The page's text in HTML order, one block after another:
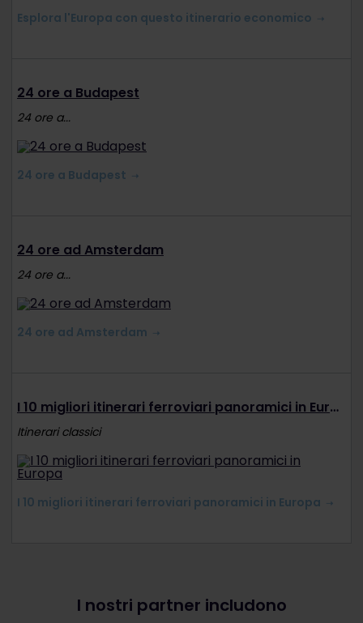
Esplora l'Europa con questo itinerario economico
24 ore a Budapest
24 ore a...
24 ore a Budapest
24 ore ad Amsterdam
24 ore a...
24 ore ad Amsterdam
I 10 migliori itinerari ferroviari panoramici in Europa
Itinerari classici
I 10 migliori itinerari ferroviari panoramici in Europa
I nostri partner includono